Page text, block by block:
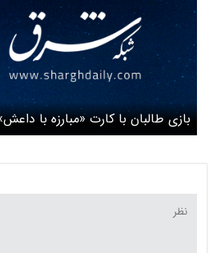
‌بازی طالبان با کارت «مبارزه با